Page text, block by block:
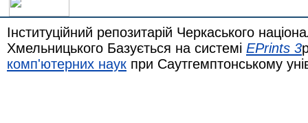
Інституційний репозитарій Черкаського
Хмельницького Базується на системі EPrints 3
комп'ютерних наук при Саутгемптонському